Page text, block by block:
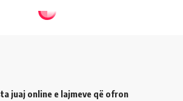
juaj online e lajmeve që ofron